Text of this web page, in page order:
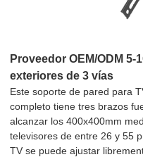
Proveedor OEM/ODM 5-
exteriores de 3 vías
Este soporte de pared para
completo tiene tres brazos
alcanzar los 400x400mm
televisores de entre 26 y 55
TV se puede ajustar